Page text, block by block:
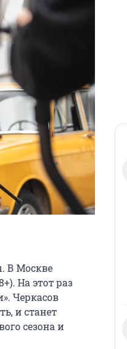
В Москве
На этот раз
Черкасов
и станет
сезона и